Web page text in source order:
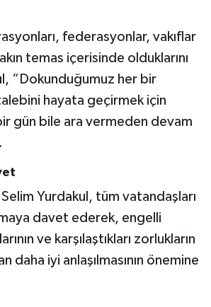
federasyonlar, vakıflar
temas içerisinde olduklarını
“Dokunduğumuz her bir
hayata geçirmek için
gün bile ara vermeden devam
Yurdakul, tüm vatandaşları
davet ederek, engelli
ve karşılaştıkları zorlukların
daha iyi anlaşılmasının önemine